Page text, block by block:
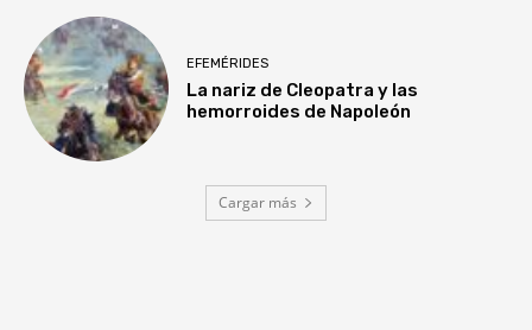
EFEMÉRIDES
La nariz de Cleopatra y las
hemorroides de Napoleón
Cargar más